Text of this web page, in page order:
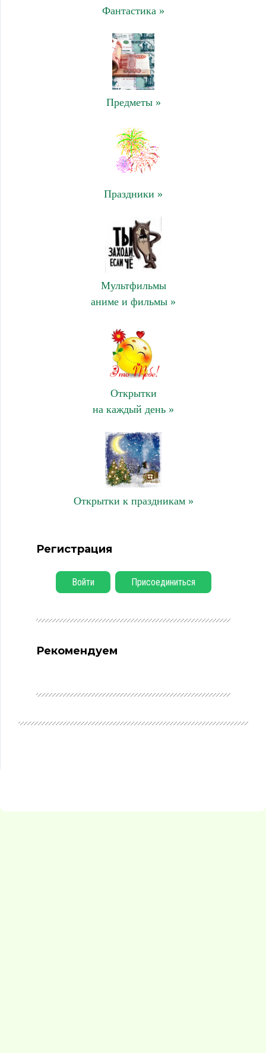
Фантастика »
Предметы »
Праздники »
Мультфильмы
аниме и фильмы »
Открытки
на каждый день »
Открытки к праздникам »
Регистрация
Войти Присоединиться
Рекомендуем